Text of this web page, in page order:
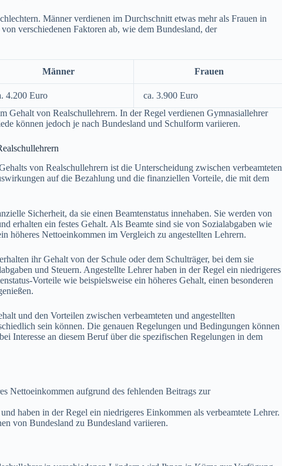
Männer verdienen im Durchschnitt etwas mehr als Frauen in
verschiedenen Faktoren ab, wie dem Bundesland, der
Männer Frauen
4.200 Euro
ca. 3.900 Euro
Gehalt von Realschullehrern. In der Regel verdienen Gymnasiallehrer
können jedoch je nach Bundesland und Schulform variieren.
von Realschullehrern ist die Unterscheidung zwischen verbeamteten
auf die Bezahlung und die finanziellen Vorteile, die mit dem
Sicherheit, da sie einen Beamtenstatus innehaben. Sie werden von
erhalten ein festes Gehalt. Als Beamte sind sie von Sozialabgaben wie
höheres Nettoeinkommen im Vergleich zu angestellten Lehrern.
ihr Gehalt von der Schule oder dem Schulträger, bei dem sie
und Steuern. Angestellte Lehrer haben in der Regel ein niedrigeres
Vorteile wie beispielsweise ein höheres Gehalt, einen besonderen
und den Vorteilen zwischen verbeamteten und angestellten
sein können. Die genauen Regelungen und Bedingungen können
Interesse an diesem Beruf über die spezifischen Regelungen in dem
Nettoeinkommen aufgrund des fehlenden Beitrags zur
haben in der Regel ein niedrigeres Einkommen als verbeamtete Lehrer.
von Bundesland zu Bundesland variieren.